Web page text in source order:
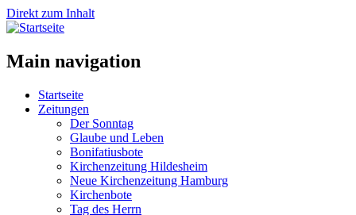
Direkt zum Inhalt
Main navigation
Startseite
Zeitungen
Der Sonntag
Glaube und Leben
Bonifatiusbote
Kirchenzeitung Hildesheim
Neue Kirchenzeitung Hamburg
Kirchenbote
Tag des Herrn